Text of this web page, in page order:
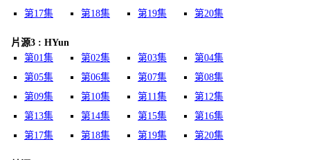
第17集
第18集 第19集 第20集
片源3 : HYun
第01集
第02集 第03集
第04集
第05集
第06集 第07集
第08集
第09集
第10集 第11集
第12集
第13集
第14集 第15集
第16集
第17集
第18集 第19集 第20集